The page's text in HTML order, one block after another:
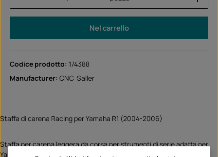
Nel carrello
Codice prodotto: 174388
Manufacturer: CNC-Saller
Staffa di carena Racing per Yamaha R1 (2004-2006)
Staffa per carena leggera da corsa per strumenti di serie adatta per
Yamaha R1 anno 2004 - 2006 tipo RN12